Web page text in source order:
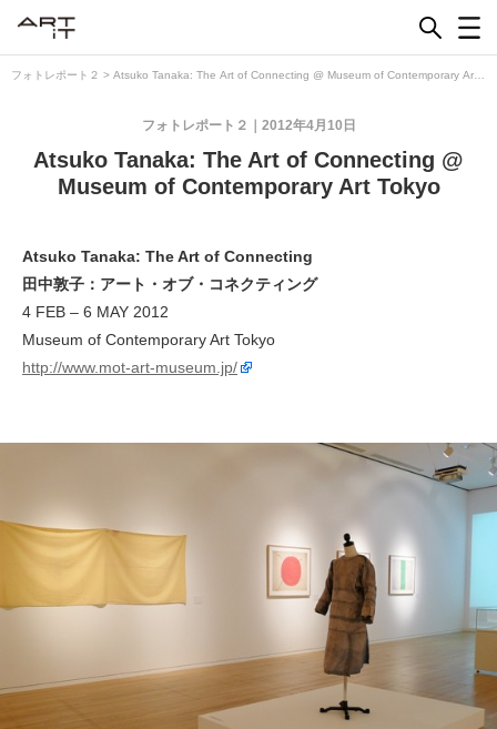
フォトレポート２ > Atsuko Tanaka: The Art of Connecting @ Museum of Contemporary Art
2012年4月10日
フォトレポート２
Atsuko Tanaka: The Art of Connecting @
Museum of Contemporary Art Tokyo
Atsuko Tanaka: The Art of Connecting
田中敦子：アート・オブ・コネクティング
4 FEB – 6 MAY 2012
Museum of Contemporary Art Tokyo
http://www.mot-art-museum.jp/